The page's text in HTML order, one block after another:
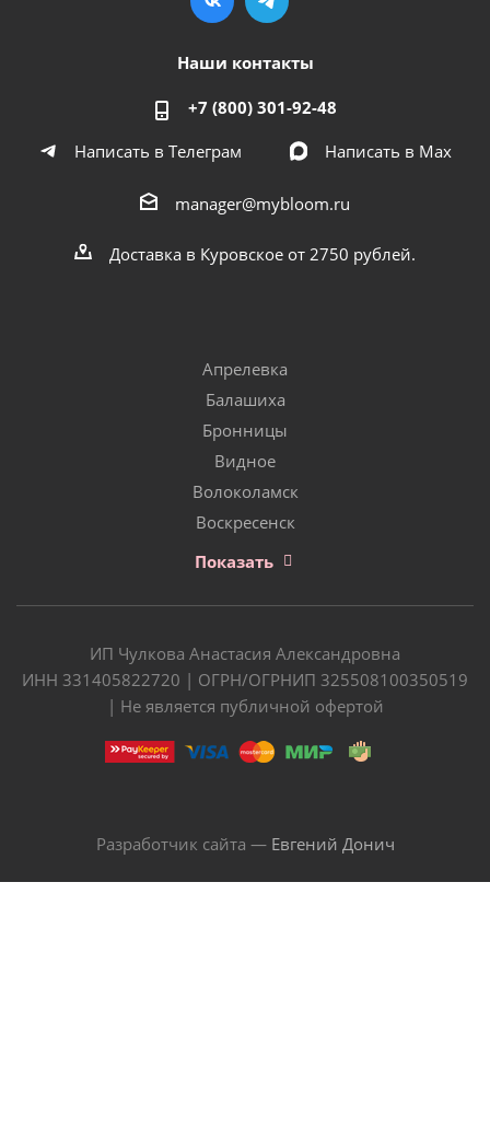
Наши контакты
+7 (800) 301-92-48
Написать в Телеграм
Написать в Мах
manager@mybloom.ru
Доставка в Куровское от 2750 рублей.
Апрелевка
Балашиха
Бронницы
Видное
Волоколамск
Воскресенск
Показать
ИП Чулкова Анастасия Александровна
ИНН 331405822720 | ОГРН/ОГРНИП 325508100350519
| Не является публичной офертой
Разработчик сайта — Евгений Донич